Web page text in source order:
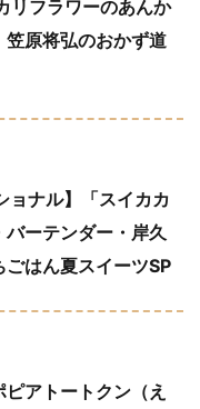
リフラワーのあんか
原将弘のおかず道
ョナル】「スイカカ
ーテンダー・岸久
はん夏スイーツSP
ピアトートクン（え